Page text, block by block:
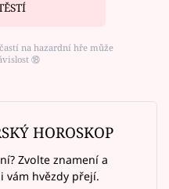
na hazardní hře může
⑱
HOROSKOP
Zvolte znamení a
vám hvězdy přejí.